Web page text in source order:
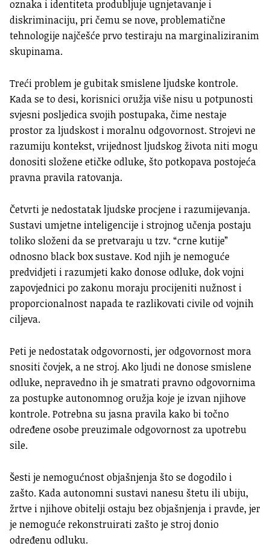
oznaka i identiteta produbljuje ugnjetavanje i
diskriminaciju, pri čemu se nove, problematične
tehnologije najčešće prvo testiraju na marginaliziranim
skupinama.
Treći problem je gubitak smislene ljudske kontrole.
Kada se to desi, korisnici oružja više nisu u potpunosti
svjesni posljedica svojih postupaka, čime nestaje
prostor za ljudskost i moralnu odgovornost. Strojevi ne
razumiju kontekst, vrijednost ljudskog života niti mogu
donositi složene etičke odluke, što potkopava postojeća
pravna pravila ratovanja.
Četvrti je nedostatak ljudske procjene i razumijevanja.
Sustavi umjetne inteligencije i strojnog učenja postaju
toliko složeni da se pretvaraju u tzv. “crne kutije”
odnosno black box sustave. Kod njih je nemoguće
predvidjeti i razumjeti kako donose odluke, dok vojni
zapovjednici po zakonu moraju procijeniti nužnost i
proporcionalnost napada te razlikovati civile od vojnih
ciljeva.
Peti je nedostatak odgovornosti, jer odgovornost mora
snositi čovjek, a ne stroj. Ako ljudi ne donose smislene
odluke, nepravedno ih je smatrati pravno odgovornima
za postupke autonomnog oružja koje je izvan njihove
kontrole. Potrebna su jasna pravila kako bi točno
određene osobe preuzimale odgovornost za upotrebu
sile.
Šesti je nemogućnost objašnjenja što se dogodilo i
zašto. Kada autonomni sustavi nanesu štetu ili ubiju,
žrtve i njihove obitelji ostaju bez objašnjenja i pravde, jer
je nemoguće rekonstruirati zašto je stroj donio
određenu odluku.